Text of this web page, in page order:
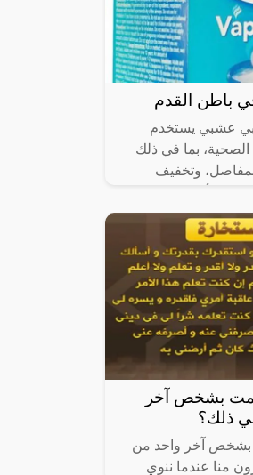
باطن القدم
عشبي يستخدم
الصحية، بما في ذلك
وتخفيف
بشخص آخر
في ذلك؟
بشخص آخر واحد من
منا عندما ننوي